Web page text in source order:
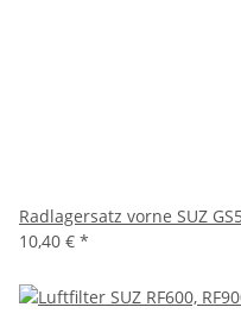
Radlagersatz vorne SUZ
10,40 € *